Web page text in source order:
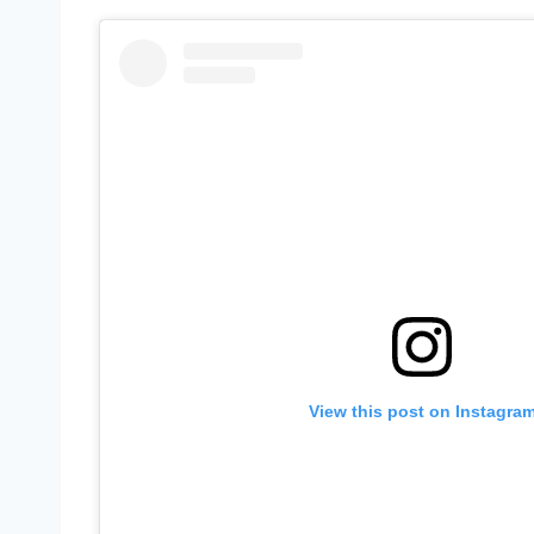
View this post on